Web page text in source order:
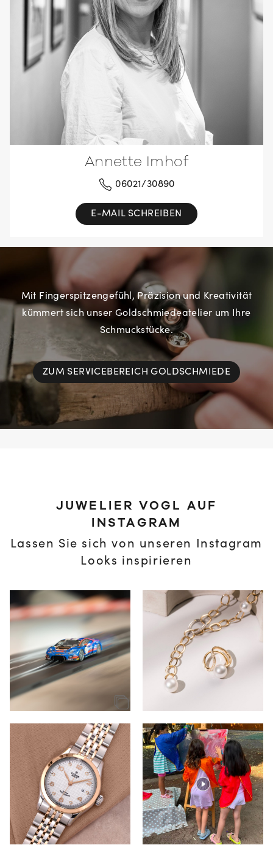
Annette Imhof
06021/30890
E-MAIL SCHREIBEN
Mit Fingerspitzengefühl, Präzision und Kreativität
kümmert sich unser Goldschmiedeatelier um Ihre
Schmuckstücke.
ZUM SERVICEBEREICH GOLDSCHMIEDE
JUWELIER VOGL AUF
INSTAGRAM
Lassen Sie sich von unseren Instagram
Looks inspirieren